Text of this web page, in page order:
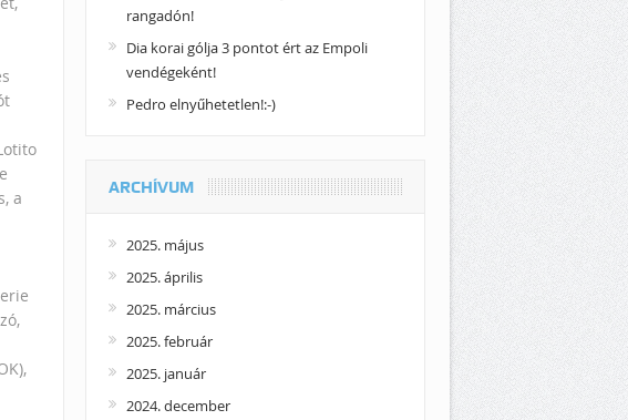
a
rangadón!
Dia korai gólja 3 pontot ért az Empoli
vendégeként!
Pedro elnyűhetetlen!:-)
ARCHÍVUM
2025. május
2025. április
2025. március
2025. február
2025. január
2024. december